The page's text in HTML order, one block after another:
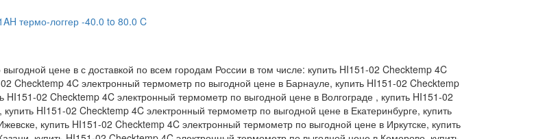
термо-логгер -40.0 to 80.0 C
цене в с доставкой по всем городам России в том числе: купить HI151-02 Checktemp 4C
Checktemp 4C электронный термометр по выгодной цене в Барнауле, купить HI151-02 Checktemp
02 Checktemp 4C электронный термометр по выгодной цене в Волгограде , купить HI151-02
HI151-02 Checktemp 4C электронный термометр по выгодной цене в Екатеринбурге, купить
купить HI151-02 Checktemp 4C электронный термометр по выгодной цене в Иркутске, купить